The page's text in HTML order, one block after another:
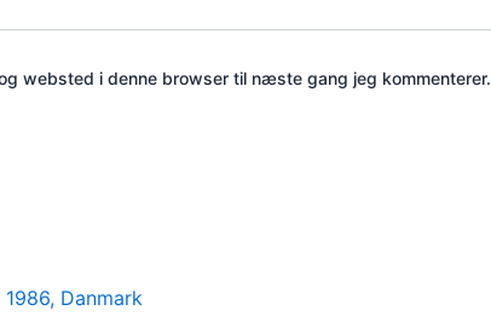
websted i denne browser til næste gang jeg kommenterer.